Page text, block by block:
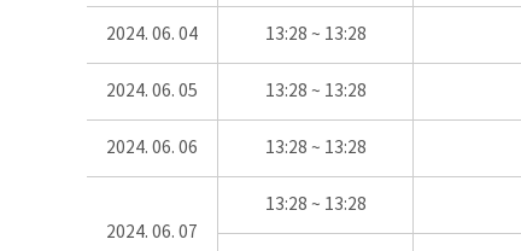
2024. 06. 04 13:28 ~ 13:28
2024. 06. 05 13:28 ~ 13:28
2024. 06. 06 13:28 ~ 13:28
2024. 06. 07
13:28 ~ 13:28